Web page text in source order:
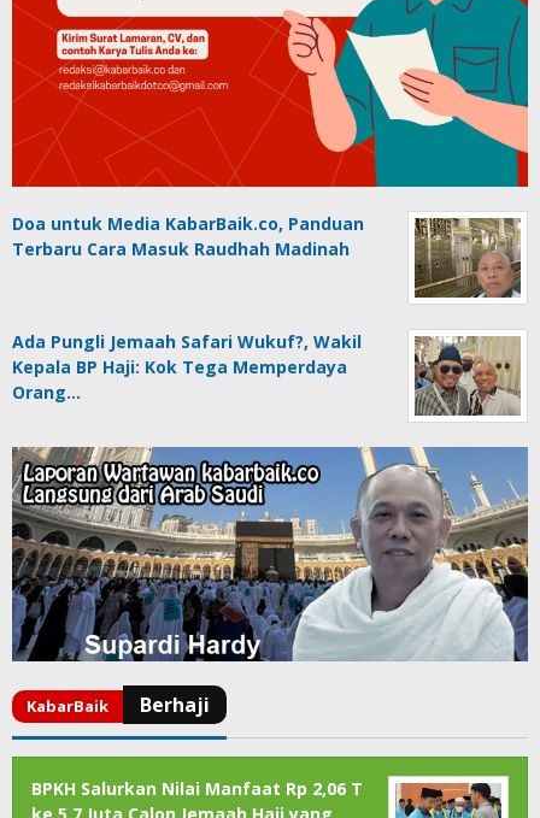
Doa untuk Media KabarBaik.co, Panduan
Terbaru Cara Masuk Raudhah Madinah
Ada Pungli Jemaah Safari Wukuf?, Wakil
Kepala BP Haji: Kok Tega Memperdaya
Orang…
BPKH Salurkan Nilai Manfaat Rp 2,06 T